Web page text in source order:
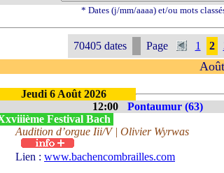
* Dates (j/mm/aaaa) et/ou mots
70405 dates Page 1 2
Jeudi 6 Août 2026
12:00
Pontaumur (63)
Festival Bach
Audition d’orgue Iii/V | Olivier Wyrwas
Lien : www.bachencombrailles.com